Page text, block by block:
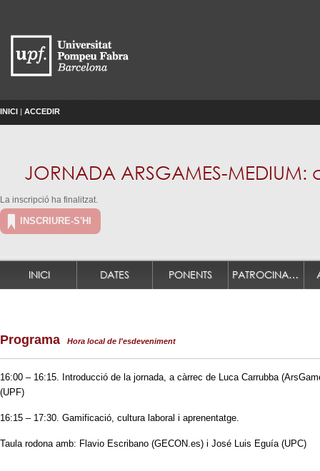
INICI | ACCEDIR
JORNADA ARSGAMES-
La inscripció ha finalitzat.
INSCRIURE-S'HI
INICI DATES PONENTS PATROCINADORS
Programa Hora local de l'esdeveniment
16:00 – 16:15. Introducció de la jornada, a càrrec de Luca Carrubba
(UPF)
16:15 – 17:30. Gamificació, cultura laboral i aprenentatge.
Taula rodona amb: Flavio Escribano (GECON.es) i José Luis Eguía (UPC)